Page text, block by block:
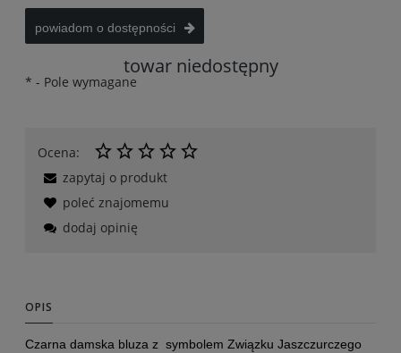
powiadom o dostępności
towar niedostępny
* - Pole wymagane
Ocena:
zapytaj o produkt
poleć znajomemu
dodaj opinię
OPIS
Czarna damska bluza z symbolem Związku Jaszczurczego